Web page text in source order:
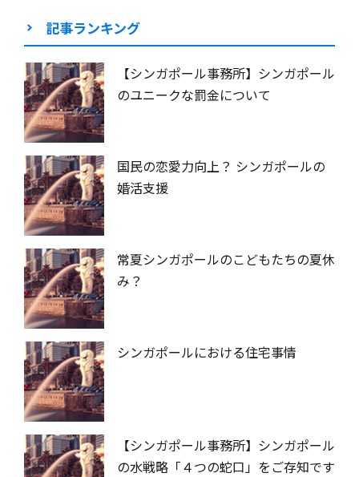
記事ランキング
【シンガポール事務所】シンガポール
のユニークな罰金について
国民の恋愛力向上？ シンガポールの
婚活支援
常夏シンガポールのこどもたちの夏休
み？
シンガポールにおける住宅事情
【シンガポール事務所】シンガポール
の水戦略「４つの蛇口」をご存知です